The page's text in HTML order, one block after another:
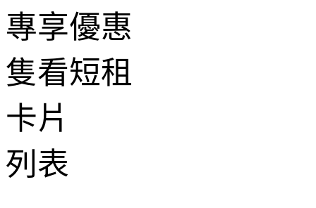
專享優惠
隻看短租
卡片
列表